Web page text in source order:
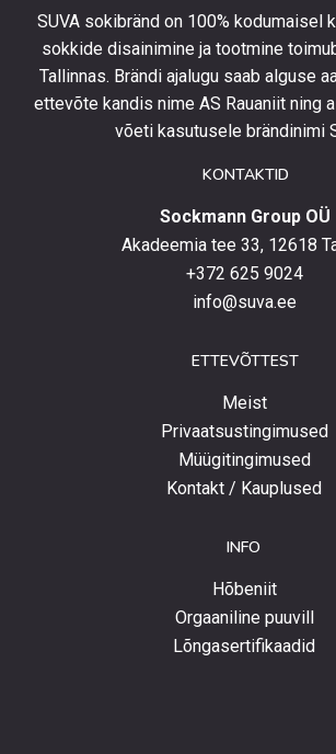
kursis
uusimate
toodetega,
eripakkumistega
SUVA sokibränd on 100% kodumaisel
sokkide disainimine ja tootmine
Tallinnas. Brändi ajalugu saab alguse
ettevõte kandis nime AS Rauaniit ning
võeti kasutusele brändinimi
KONTAKTID
Sockmann Group OÜ
Akadeemia tee 33, 12618
+372 625 9024
info@suva.ee
ETTEVÕTTEST
Meist
Privaatsustingimused
Müügitingimused
Kontakt / Kauplused
INFO
Hõbeniit
Orgaaniline puuvill
Lõngasertifikaadid